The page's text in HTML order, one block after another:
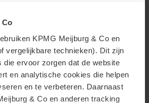
Co
KPMG Meijburg & Co en
vergelijkbare technieken). Dit zijn
die ervoor zorgen dat de website
en analytische cookies die helpen
en te verbeteren. Daarnaast
& Co en anderen tracking
Tax Law